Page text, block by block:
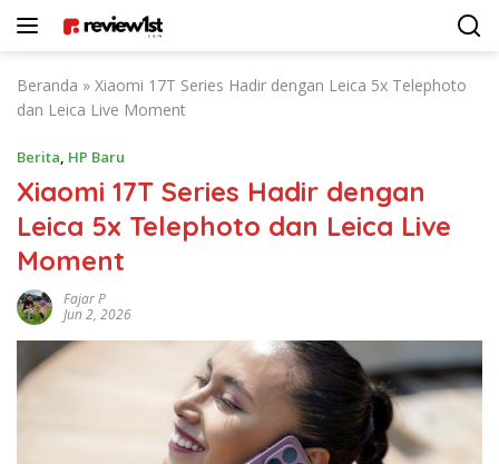
Beranda » Xiaomi 17T Series Hadir dengan Leica 5x Telephoto
dan Leica Live Moment
Berita, HP Baru
Xiaomi 17T Series Hadir dengan
Leica 5x Telephoto dan Leica Live
Moment
Fajar P
Jun 2, 2026